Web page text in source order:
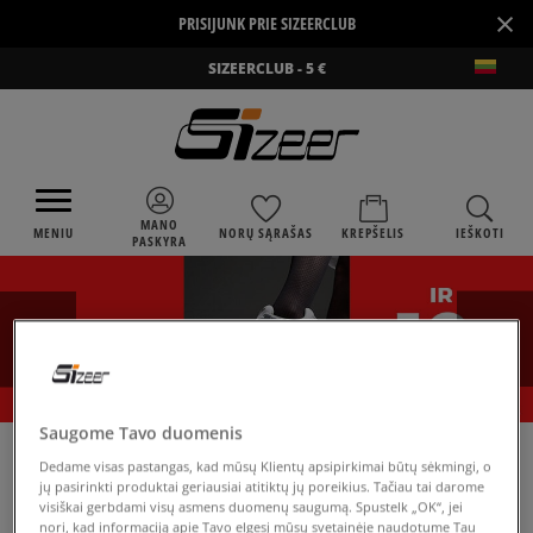
PRISIJUNK PRIE SIZEERCLUB ×
SIZEERCLUB - 5 €
MENIU
MANO
PASKYRA
NORŲ SĄRAŠAS KREPŠELIS IEŠKOTI
SIZEER NEW ERA MESH BACK 940
Saugome Tavo duomenis
Dedame visas pastangas, kad mūsų Klientų apsipirkimai būtų sėkmingi, o
jų pasirinkti produktai geriausiai atitiktų jų poreikius. Tačiau tai darome
visiškai gerbdami visų asmens duomenų saugumą. Spustelk „OK“, jei
nori, kad informaciją apie Tavo elgesį mūsų svetainėje naudotume Tau